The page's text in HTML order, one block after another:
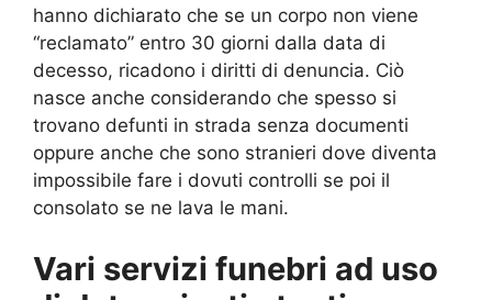
hanno dichiarato che se un corpo non viene
“reclamato” entro 30 giorni dalla data di
decesso, ricadono i diritti di denuncia. Ciò
nasce anche considerando che spesso si
trovano defunti in strada senza documenti
oppure anche che sono stranieri dove diventa
impossibile fare i dovuti controlli se poi il
consolato se ne lava le mani.
Vari servizi funebri ad uso